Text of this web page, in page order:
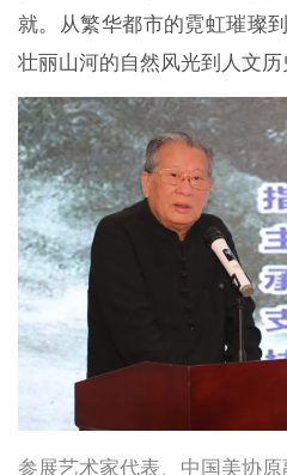
就。从繁华都市的霓虹璀璨
壮丽山河的自然风光到人文历
参展艺术家代表、中国美协